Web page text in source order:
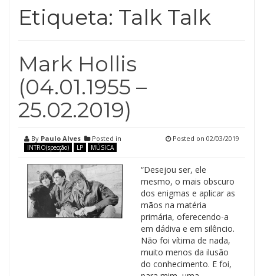
Etiqueta: Talk Talk
Mark Hollis
(04.01.1955 –
25.02.2019)
By Paulo Alves Posted in
INTRO(specção) LP MÚSICA
Posted on 02/03/2019
“Desejou ser, ele
mesmo, o mais obscuro
dos enigmas e aplicar as
mãos na matéria
primária, oferecendo-a
em dádiva e em silêncio.
Não foi vítima de nada,
muito menos da ilusão
do conhecimento. E foi,